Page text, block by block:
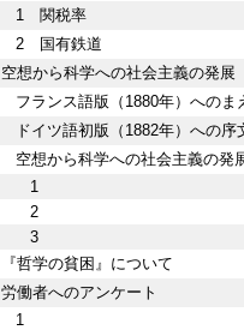
1 関税率
2 国有鉄道
空想から科学への社会主義の発展
フランス語版（1880年）へのま
ドイツ語初版（1882年）への序
空想から科学への社会主義の発
1
2
3
『哲学の貧困』について
労働者へのアンケート
1